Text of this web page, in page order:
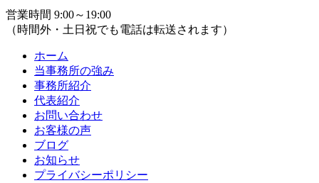
営業時間 9:00～19:00
（時間外・土日祝でも電話は転送されます）
ホーム
当事務所の強み
事務所紹介
代表紹介
お問い合わせ
お客様の声
ブログ
お知らせ
プライバシーポリシー